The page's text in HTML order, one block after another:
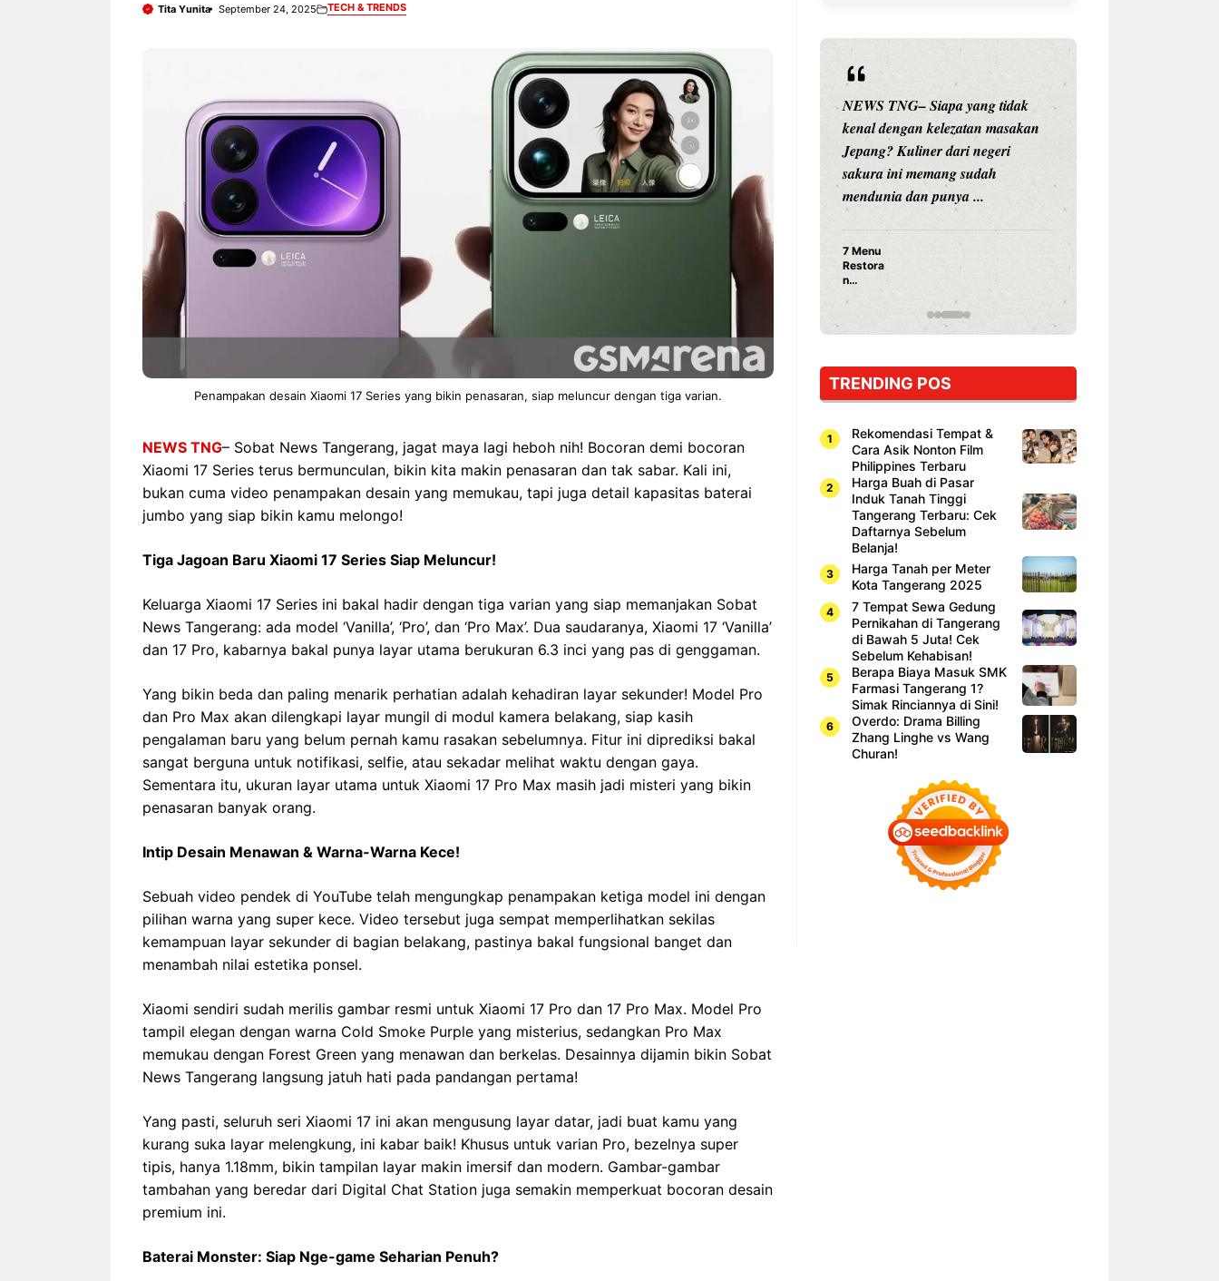
Tita Yunita September 24, 2025 TECH & TRENDS
Penampakan desain Xiaomi 17 Series yang bikin penasaran, siap meluncur dengan tiga varian.
NEWS TNG– Sobat News Tangerang, jagat maya lagi heboh nih! Bocoran demi bocoran
Xiaomi 17 Series terus bermunculan, bikin kita makin penasaran dan tak sabar. Kali ini,
bukan cuma video penampakan desain yang memukau, tapi juga detail kapasitas baterai
jumbo yang siap bikin kamu melongo!
Tiga Jagoan Baru Xiaomi 17 Series Siap Meluncur!
Keluarga Xiaomi 17 Series ini bakal hadir dengan tiga varian yang siap memanjakan Sobat
News Tangerang: ada model ‘Vanilla’, ‘Pro’, dan ‘Pro Max’. Dua saudaranya, Xiaomi 17 ‘Vanilla’
dan 17 Pro, kabarnya bakal punya layar utama berukuran 6.3 inci yang pas di genggaman.
Yang bikin beda dan paling menarik perhatian adalah kehadiran layar sekunder! Model Pro
dan Pro Max akan dilengkapi layar mungil di modul kamera belakang, siap kasih
pengalaman baru yang belum pernah kamu rasakan sebelumnya. Fitur ini diprediksi bakal
sangat berguna untuk notifikasi, selfie, atau sekadar melihat waktu dengan gaya.
Sementara itu, ukuran layar utama untuk Xiaomi 17 Pro Max masih jadi misteri yang bikin
penasaran banyak orang.
Intip Desain Menawan & Warna-Warna Kece!
Sebuah video pendek di YouTube telah mengungkap penampakan ketiga model ini dengan
pilihan warna yang super kece. Video tersebut juga sempat memperlihatkan sekilas
kemampuan layar sekunder di bagian belakang, pastinya bakal fungsional banget dan
menambah nilai estetika ponsel.
Xiaomi sendiri sudah merilis gambar resmi untuk Xiaomi 17 Pro dan 17 Pro Max. Model Pro
tampil elegan dengan warna Cold Smoke Purple yang misterius, sedangkan Pro Max
memukau dengan Forest Green yang menawan dan berkelas. Desainnya dijamin bikin Sobat
News Tangerang langsung jatuh hati pada pandangan pertama!
Yang pasti, seluruh seri Xiaomi 17 ini akan mengusung layar datar, jadi buat kamu yang
kurang suka layar melengkung, ini kabar baik! Khusus untuk varian Pro, bezelnya super
tipis, hanya 1.18mm, bikin tampilan layar makin imersif dan modern. Gambar-gambar
tambahan yang beredar dari Digital Chat Station juga semakin memperkuat bocoran desain
premium ini.
Baterai Monster: Siap Nge-game Seharian Penuh?
NEWS TNG– Siapa sangka, dua
nama besar di dunia hiburan,
Prasetyo, kini merambah dunia
Nunung Srimulat & Vicky
Prasetyo Buka Restoran
Ayam Panggang! Cuma Rp
15 Ribu, Resep Rahasia
Mami Bikin Nagih!
NEWS TNG– Bandung –
Menyambut pergantian tahun
2026, restoran all you can eat
Kakkoii All You Can Eat Bandung
menghadirkan ...
Sambut 2026, Kakkoii
Bandung Hadirkan Pesta All
You Can Eat Mulai Rp
145.000
NEWS TNG– Pernah gak sih
kamu mulai ngerjain sesuatu cuma
buat iseng-iseng, eh ternyata malah
jadi peluang bisnis yang
menguntungkan? ...
Dari Iseng Jadi Cuan: Kisah
Hampers Jadi Bisnis Kece
NEWS TNG– Siapa yang tidak
kenal dengan kelezatan masakan
Jepang? Kuliner dari negeri
sakura ini memang sudah
mendunia dan punya ...
7 Menu
Restora
n
yang
Dicoba,
Cuma
Sushi!
TRENDING POS
Rekomendasi Tempat &
Cara Asik Nonton Film
Philippines Terbaru
Harga Buah di Pasar
Induk Tanah Tinggi
Tangerang Terbaru: Cek
Daftarnya Sebelum
Belanja!
Harga Tanah per Meter
Kota Tangerang 2025
7 Tempat Sewa Gedung
Pernikahan di Tangerang
di Bawah 5 Juta! Cek
Sebelum Kehabisan!
Berapa Biaya Masuk SMK
Farmasi Tangerang 1?
Simak Rinciannya di Sini!
Overdo: Drama Billing
Zhang Linghe vs Wang
Churan!